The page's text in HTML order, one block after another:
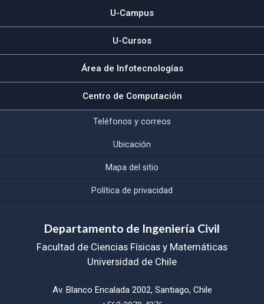
U-Campus
U-Cursos
Área de Infotecnologías
Centro de Computación
Teléfonos y correos
Ubicación
Mapa del sitio
Política de privacidad
Departamento de Ingeniería Civil
Facultad de Ciencias Físicas y Matemáticas
Universidad de Chile
Av. Blanco Encalada 2002, Santiago, Chile